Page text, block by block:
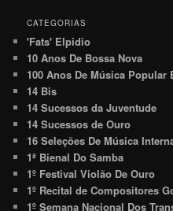
CATEGORIAS
'Fats' Elpidio
10 Anos De Bossa Nova
100 Anos De Música Popular
14 Bis
14 Sucessos da Juventude
14 Sucessos de Ouro
16 Seleções De Música
1ª Bienal Do Samba
1º Festival Violão De Ouro
1º Recital de Compositores
1º Semana Nacional Dos